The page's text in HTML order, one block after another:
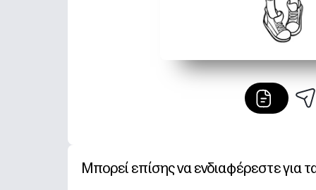
Μπορεί επίσης να ενδιαφέρεστε για